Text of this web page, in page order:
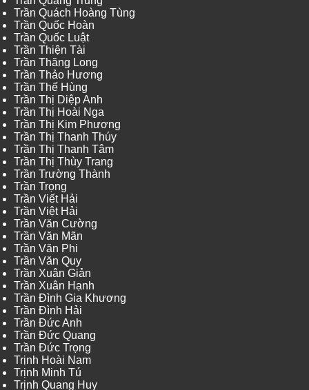
Trần Quách Hoàng Tùng
Trần Quốc Hoàn
Trần Quốc Luật
Trần Thiện Tài
Trần Thăng Long
Trần Thảo Hương
Trần Thế Hùng
Trần Thị Diệp Anh
Trần Thị Hoài Nga
Trần Thị Kim Phương
Trần Thị Thanh Thúy
Trần Thị Thanh Tâm
Trần Thị Thùy Trang
Trần Trường Thành
Trần Trọng
Trần Viết Hải
Trần Việt Hải
Trần Văn Cường
Trần Văn Mãn
Trần Văn Phi
Trần Văn Quy
Trần Xuân Giản
Trần Xuân Hạnh
Trần Đình Gia Khương
Trần Đình Hải
Trần Đức Anh
Trần Đức Quang
Trần Đức Trọng
Trịnh Hoài Nam
Trịnh Minh Tú
Trịnh Quang Huy